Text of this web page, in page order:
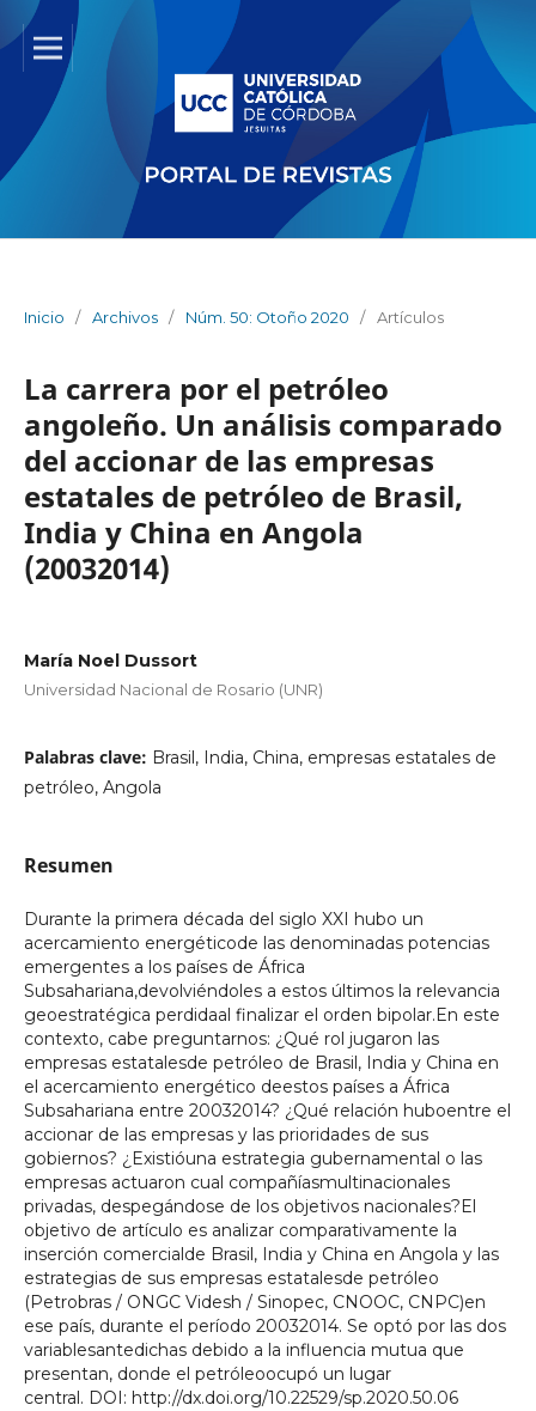
Inicio / Archivos / Núm. 50: Otoño 2020 / Artículos
La carrera por el petróleo
angoleño. Un análisis comparado
del accionar de las empresas
estatales de petróleo de Brasil,
India y China en Angola
(20032014)
María Noel Dussort
Universidad Nacional de Rosario (UNR)
Palabras clave: Brasil, India, China, empresas estatales de
petróleo, Angola
Resumen
Durante la primera década del siglo XXI hubo un
acercamiento energéticode las denominadas potencias
emergentes a los países de África
Subsahariana,devolviéndoles a estos últimos la relevancia
geoestratégica perdidaal finalizar el orden bipolar.En este
contexto, cabe preguntarnos: ¿Qué rol jugaron las
empresas estatalesde petróleo de Brasil, India y China en
el acercamiento energético deestos países a África
Subsahariana entre 20032014? ¿Qué relación huboentre el
accionar de las empresas y las prioridades de sus
gobiernos? ¿Existióuna estrategia gubernamental o las
empresas actuaron cual compañíasmultinacionales
privadas, despegándose de los objetivos nacionales?El
objetivo de artículo es analizar comparativamente la
inserción comercialde Brasil, India y China en Angola y las
estrategias de sus empresas estatalesde petróleo
(Petrobras / ONGC Videsh / Sinopec, CNOOC, CNPC)en
ese país, durante el período 20032014. Se optó por las dos
variablesantedichas debido a la influencia mutua que
presentan, donde el petróleoocupó un lugar
central. DOI: http://dx.doi.org/10.22529/sp.2020.50.06